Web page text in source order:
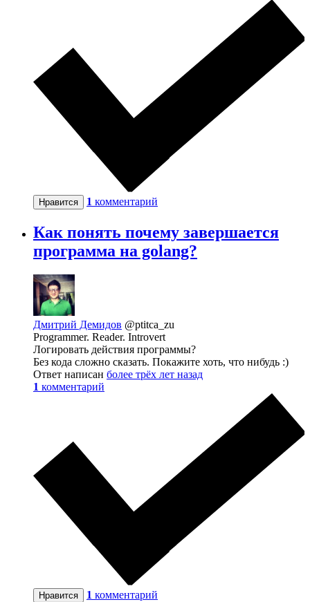
Нравится 1 комментарий
Как понять почему завершается
программа на golang?
Дмитрий Демидов @ptitca_zu
Programmer. Reader. Introvert
Логировать действия программы?
Без кода сложно сказать. Покажите хоть, что нибудь :)
Ответ написан более трёх лет назад
1 комментарий
Нравится 1 комментарий